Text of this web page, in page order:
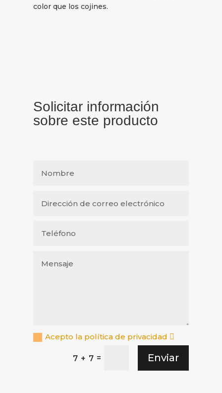
color que los cojines.
Solicitar información
sobre este producto
Acepto la política de privacidad
7 + 7 = Enviar